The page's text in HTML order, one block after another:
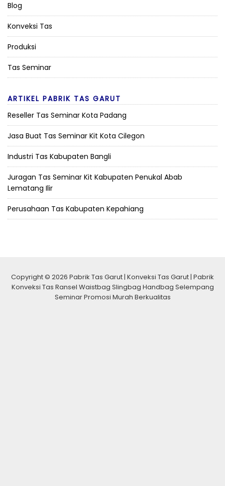
Blog
Konveksi Tas
Produksi
Tas Seminar
ARTIKEL PABRIK TAS GARUT
Reseller Tas Seminar Kota Padang
Jasa Buat Tas Seminar Kit Kota Cilegon
Industri Tas Kabupaten Bangli
Juragan Tas Seminar Kit Kabupaten Penukal Abab
Lematang Ilir
Perusahaan Tas Kabupaten Kepahiang
Copyright © 2026 Pabrik Tas Garut | Konveksi Tas Garut | Pabrik
Konveksi Tas Ransel Waistbag Slingbag Handbag Selempang
Seminar Promosi Murah Berkualitas